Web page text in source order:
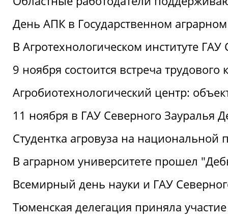
День АПК в Государственном
В Агротехнологическом институте
9 ноября состоится встреча трудового
Агробиотехнологический центр:
11 ноября в ГАУ Северного Зауралья
Студентка агровуза на национальной
В аграрном университете прошел
Всемирный день науки и ГАУ
Тюменская делегация приняла